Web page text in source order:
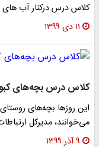
کلاس درس درکنار آب های
۱۱ دی ۱۳۹۹
کلاس درس بچه‌های
این روزها بچه‌های
می‌خوانند، مدیرکل
۹ آذر ۱۳۹۹